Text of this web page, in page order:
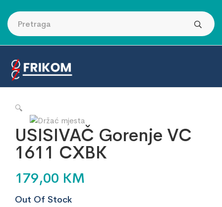
🔍
USISIVAČ Gorenje VC
1611 CXBK
179,00 KM
Out Of Stock